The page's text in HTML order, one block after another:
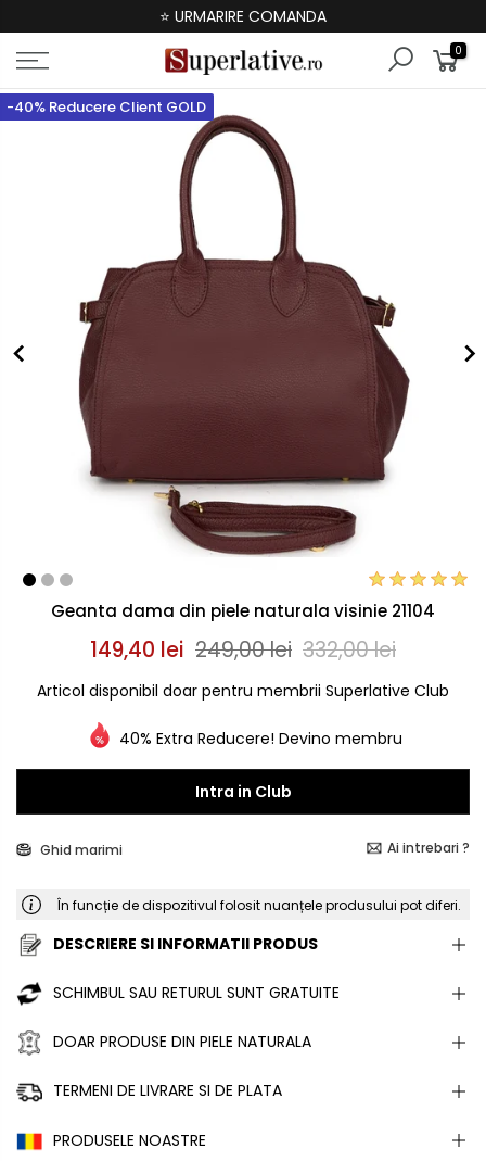
⭐ URMARIRE COMANDA
0
-40% Reducere Client GOLD
Geanta dama din piele naturala visinie 21104
149,40 lei 249,00 lei 332,00 lei
Articol disponibil doar pentru membrii Superlative Club
40% Extra Reducere! Devino membru
Intra in Club
Ghid marimi Ai intrebari ?
În funcție de dispozitivul folosit nuanțele produsului pot diferi.
DESCRIERE SI INFORMATII PRODUS
SCHIMBUL SAU RETURUL SUNT GRATUITE
DOAR PRODUSE DIN PIELE NATURALA
TERMENI DE LIVRARE SI DE PLATA
PRODUSELE NOASTRE